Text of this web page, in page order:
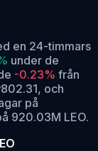
en 24-timmars
under de
-0.23% från
och
på
920.03M LEO.